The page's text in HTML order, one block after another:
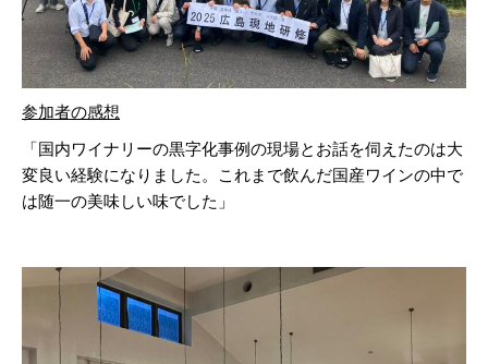
参加者の感想
「国内ワイナリーの黒字化事例の現場とお話を伺えたのは大
変良い経験になりました。これまで飲んだ国産ワインの中で
は随一の美味しい味でした」